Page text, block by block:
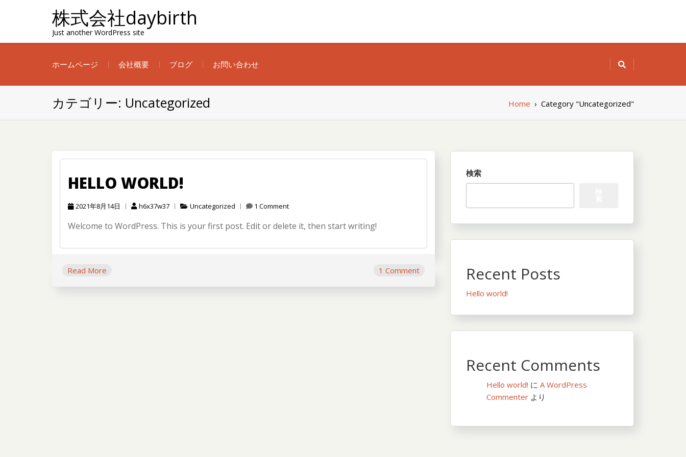
株式会社daybirth
Just another WordPress site
ホームページ 会社概要 ブログ お問い合わせ
カテゴリー: Uncategorized Home › Category "Uncategorized"
HELLO WORLD!
2021年8月14日 h6x37w37 Uncategorized 1 Comment
Welcome to WordPress. This is your first post. Edit or delete it, then start writing!
Read More 1 Comment
検索
Recent Posts
Hello world!
Recent Comments
Hello world! に A WordPress
Commenter より